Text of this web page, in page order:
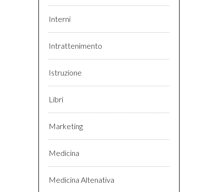
Interni
Intrattenimento
Istruzione
Libri
Marketing
Medicina
Medicina Altenativa